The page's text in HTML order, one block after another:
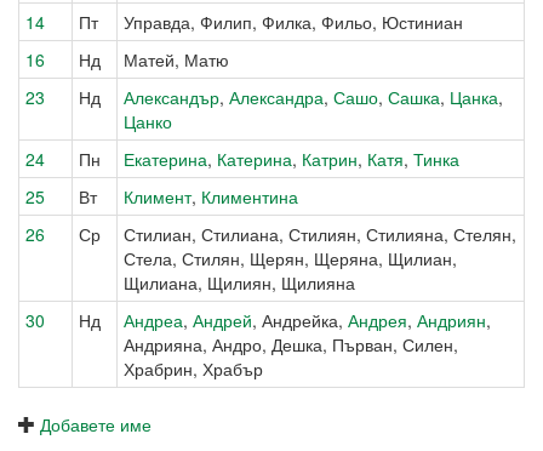
14 Пт
Управда, Филип, Филка, Фильо, Юстиниан
16
Нд
Матей, Матю
23
Нд Александър, Александра, Сашо, Сашка, Цанка,
Цанко
24
Пн Екатерина, Катерина, Катрин, Катя, Тинка
25
Вт Климент, Климентина
26
Ср
Стилиан, Стилиана, Стилиян, Стилияна, Стелян,
Стела, Стилян, Щерян, Щеряна, Щилиан,
Щилиана, Щилиян, Щилияна
30
Нд Андреа, Андрей, Андрейка, Андрея, Андриян,
Андрияна, Андро, Дешка, Първан, Силен,
Храбрин, Храбър
Добавете име